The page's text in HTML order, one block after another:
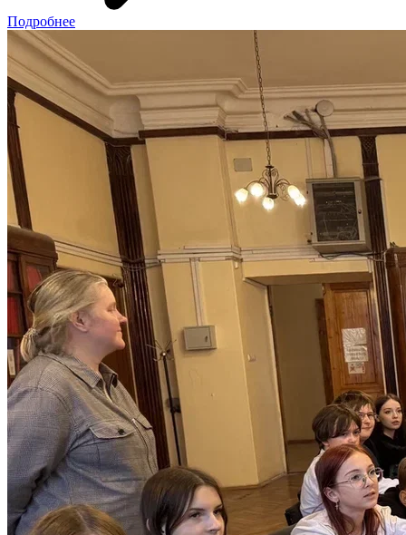
Подробнее